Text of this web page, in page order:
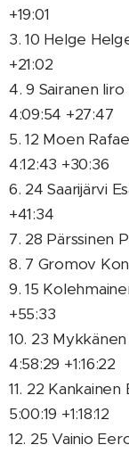
+19:01
3. 10 Helge
+21:02
4. 9 Sairanen
4:09:54 +27:47
5. 12 Moen
4:12:43 +30:36
6. 24 Saarijärvi
+41:34
7. 28 Pärssinen
8. 7 Gromov
9. 15
+55:33
10. 23
4:58:29 +1:16:22
11. 22
5:00:19 +1:18:12
12. 25 Vainio